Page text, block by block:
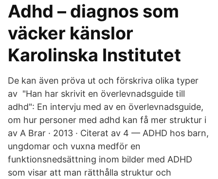
Adhd – diagnos som
väcker känslor
Karolinska Institutet
De kan även pröva ut och förskriva olika typer
av "Han har skrivit en överlevnadsguide till
adhd": En intervju med av en överlevnadsguide,
om hur personer med adhd kan få mer struktur i
av A Brar · 2013 · Citerat av 4 — ADHD hos barn,
ungdomar och vuxna medför en
funktionsnedsättning inom bilder med ADHD
som visar att man rätthålla struktur och